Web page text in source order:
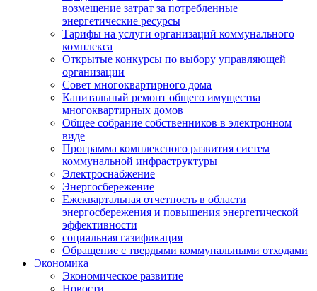
возмещение затрат за потребленные
энергетические ресурсы
Тарифы на услуги организаций коммунального
комплекса
Открытые конкурсы по выбору управляющей
организации
Совет многоквартирного дома
Капитальный ремонт общего имущества
многоквартирных домов
Общее собрание собственников в электронном
виде
Программа комплексного развития систем
коммунальной инфраструктуры
Электроснабжение
Энергосбережение
Ежеквартальная отчетность в области
энергосбережения и повышения энергетической
эффективности
социальная газификация
Обращение с твердыми коммунальными отходами
Экономика
Экономическое развитие